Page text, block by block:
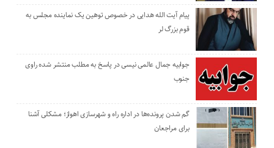
پیام آیت الله هدایی در خصوص توهین یک نماینده مجلس به
قوم بزرگ لر
جوابیه جمال عالمی نیسی در پاسخ به مطلب منتشر شده راوی
جنوب
گم شدن پرونده‌ها در اداره راه و شهرسازی اهواز؛ مشکلی آشنا
برای مراجعان